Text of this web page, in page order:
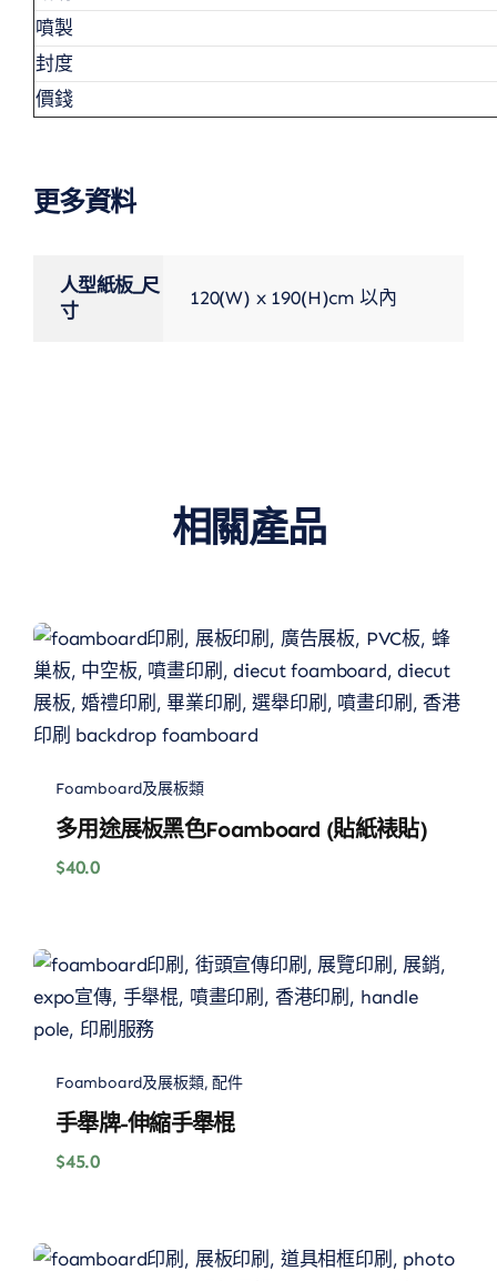
噴製
封度
價錢
更多資料
人型紙板_尺
寸
120(W) x 190(H)cm 以內
相關產品
Foamboard及展板類
多用途展板黑色Foamboard (貼紙裱貼)
$40.0
Foamboard及展板類,配件
手舉牌-伸縮手舉棍
$45.0